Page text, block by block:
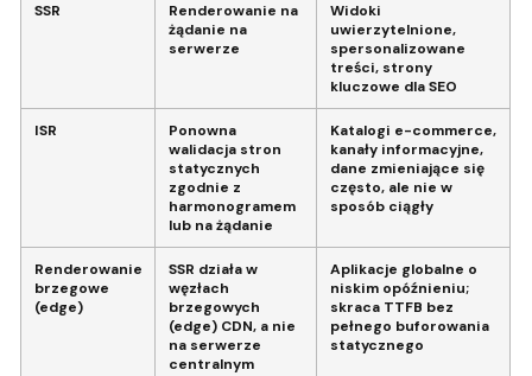
SSR
Renderowanie na
żądanie na
serwerze
Widoki
uwierzytelnione,
spersonalizowane
treści, strony
kluczowe dla SEO
ISR
Ponowna
walidacja stron
statycznych
zgodnie z
harmonogramem
lub na żądanie
Katalogi e-commerce,
kanały informacyjne,
dane zmieniające się
często, ale nie w
sposób ciągły
Renderowanie
brzegowe
(edge)
SSR działa w
węzłach
brzegowych
(edge) CDN, a nie
na serwerze
centralnym
Aplikacje globalne o
niskim opóźnieniu;
skraca TTFB bez
pełnego buforowania
statycznego